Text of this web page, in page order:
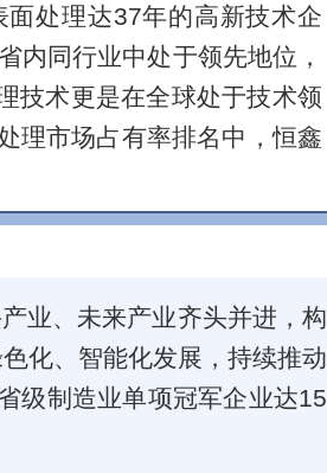
处理达37年的高新技术企
内同行业中处于领先地位，
技术更是在全球处于技术领
理市场占有率排名中，恒鑫
业、未来产业齐头并进，构
化、智能化发展，持续推动
级制造业单项冠军企业达15